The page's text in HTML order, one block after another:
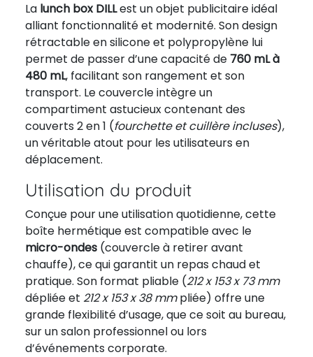
La lunch box DILLest un objet publicitaire idéal
alliant fonctionnalité et modernité. Son design
rétractable en silicone et polypropylène lui
permet de passer d’une capacité de 760 mL à
480 mL, facilitant son rangement et son
transport. Le couvercle intègre un
compartiment astucieux contenant des
couverts 2 en 1 (fourchette et cuillère incluses),
un véritable atout pour les utilisateurs en
déplacement.
Utilisation du produit
Conçue pour une utilisation quotidienne, cette
boîte hermétique est compatible avec le
micro-ondes (couvercle à retirer avant
chauffe), ce qui garantit un repas chaud et
pratique. Son format pliable (212 x 153 x 73 mm
dépliée et 212 x 153 x 38 mmpliée) offre une
grande flexibilité d’usage, que ce soit au bureau,
sur un salon professionnel ou lors
d’événements corporate.